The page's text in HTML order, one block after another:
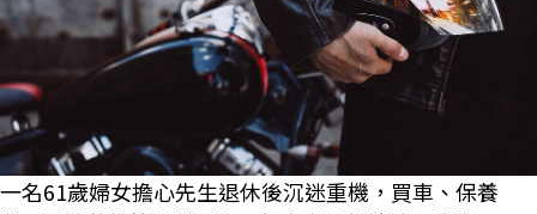
一名61歲婦女擔心先生退休後沉迷重機，買車、保養